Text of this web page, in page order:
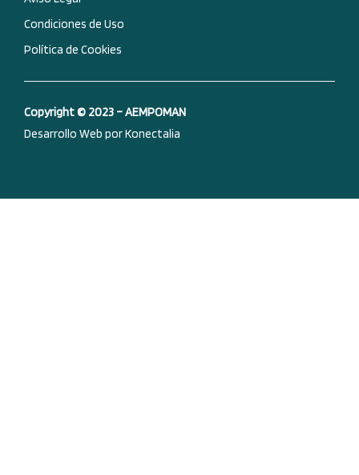
Condiciones de Uso
Política de Cookies
Copyright © 2023 – AEMPOMAN
Desarrollo Web por Konectalia